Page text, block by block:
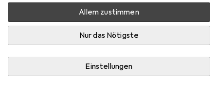
Allem zustimmen
Nur das Nötigste
Einstellungen
Mehr von Televes
Zwischen Di, 11.8. und Do, 13.8. geliefert
Lieferort angeben für genaue Lieferzeit